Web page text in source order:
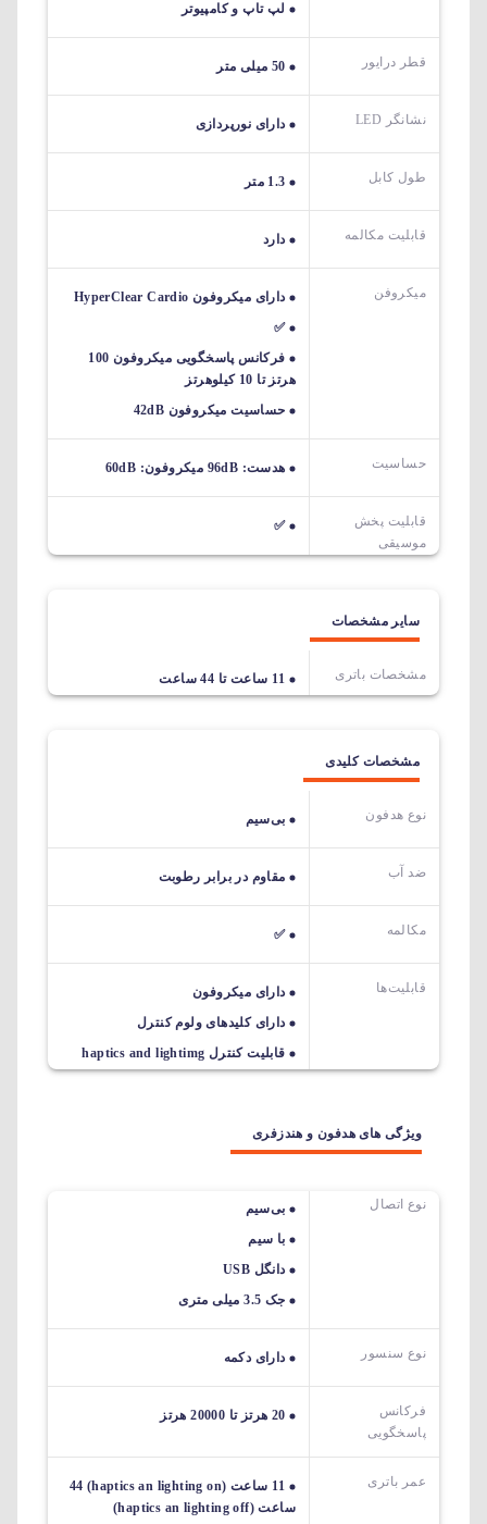
لپ تاپ و کامپیوتر
قطر درایور 50 میلی متر
نشانگر LED دارای نورپردازی
طول کابل 1.3 متر
قابلیت مکالمه دارد
میکروفن
دارای میکروفون HyperClear Cardio
✅
فرکانس پاسخگویی میکروفون 100
هرتز تا 10 کیلوهرتز
حساسیت میکروفون 42dB
حساسیت هدست: 96dB میکروفون: 60dB
قابلیت پخش
موسیقی
✅
سایر مشخصات
مشخصات باتری 11 ساعت تا 44 ساعت
مشخصات کلیدی
نوع هدفون بی‌سیم
ضد آب مقاوم در برابر رطوبت
مکالمه ✅
قابلیت‌ها
دارای میکروفون
دارای کلیدهای ولوم کنترل
قابلیت کنترل haptics and lightimg
ویژگی های هدفون و هندزفری
نوع اتصال
بی‌سیم
با سیم
دانگل USB
جک 3.5 میلی متری
نوع سنسور دارای دکمه
فرکانس
پاسخگویی
20 هرتز تا 20000 هرتز
عمر باتری
11 ساعت (haptics an lighting on) 44
ساعت (haptics an lighting off)